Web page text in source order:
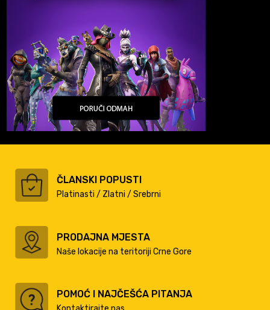
ČLANSKI POPUSTI
Platinasti / Zlatni / Srebrni
PRODAJNA MJESTA
Naše lokacije na teritoriji Crne Gore
POMOĆ I NAJČEŠĆA PITANJA